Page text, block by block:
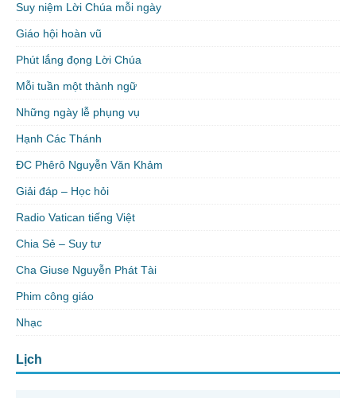
Suy niệm Lời Chúa mỗi ngày
Giáo hội hoàn vũ
Phút lắng đọng Lời Chúa
Mỗi tuần một thành ngữ
Những ngày lễ phụng vụ
Hạnh Các Thánh
ĐC Phêrô Nguyễn Văn Khảm
Giải đáp – Học hỏi
Radio Vatican tiếng Việt
Chia Sẻ – Suy tư
Cha Giuse Nguyễn Phát Tài
Phim công giáo
Nhạc
Lịch